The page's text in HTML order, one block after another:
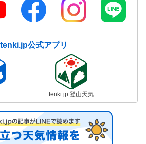
tenki.jp公式アプリ
tenki.jp 登山天気